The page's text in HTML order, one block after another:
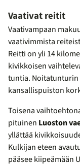
Vaativat reitit
Vaativampaan
vaativimmista
Reitti on yli 14
kivikkoisen
tuntia. Noitatunturin
kansallispuiston
Toisena
pituinen Luoston
yllättää
Kulkijan eteen
pääsee kiipeämään